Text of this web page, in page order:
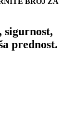
sigurnost,
prednost.